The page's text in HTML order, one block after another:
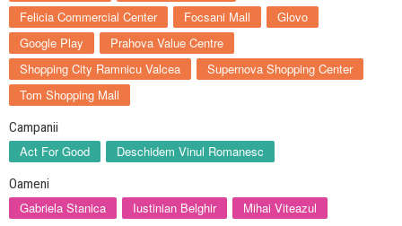
Felicia Commercial Center
Focsani Mall
Glovo
Google Play
Prahova Value Centre
Shopping City Ramnicu Valcea
Supernova Shopping Center
Tom Shopping Mall
Campanii
Act For Good Deschidem Vinul Romanesc
Oameni
Gabriela Stanica Iustinian Belghir Mihai Viteazul